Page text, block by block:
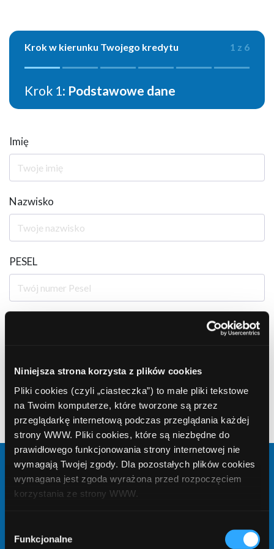
Niniejsza strona korzysta z plików cookies
Pliki cookies (czyli „ciasteczka”) to małe pliki tekstowe
na Twoim komputerze, które tworzone są przez
przeglądarkę internetową podczas przeglądania każdej
strony WWW. Pliki cookies, które są niezbędne do
prawidłowego funkcjonowania strony internetowej nie
wymagają Twojej zgody. Dla pozostałych plików cookies
wymagana jest zgoda wyrażona przed rozpoczęciem
korzystania ze strony WWW.
formy korzystania z plików cookies. Więcej:
Polityka
zgody
Funkcjonalne
Krok w kierunku Twojego kredytu 1 z 6
Krok 1: Podstawowe dane
Imię
Nazwisko
PESEL
Kwota
Liczba rat